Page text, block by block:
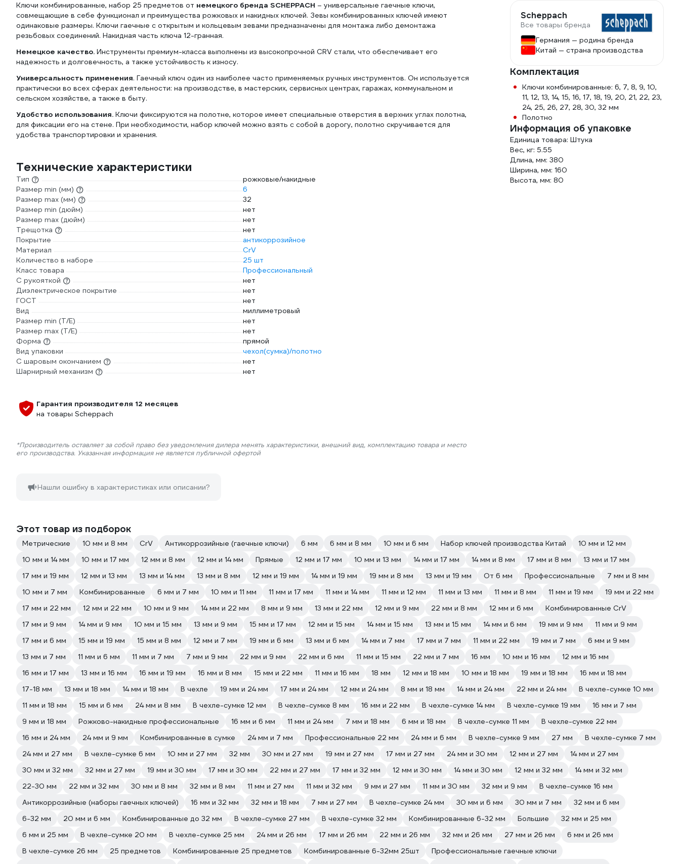
Ключи комбинированные, набор 25 предметов от немецкого бренда SCHEPPACH – универсальные гаечные ключи,
совмещающие в себе функционал и преимущества рожковых и накидных ключей. Зевы комбинированных ключей имеют
одинаковые размеры. Ключи гаечные с открытым и кольцевым зевами предназначены для монтажа либо демонтажа
резьбовых соединений. Накидная часть ключа 12-гранная.
Немецкое качество. Инструменты премиум-класса выполнены из высокопрочной CRV стали, что обеспечивает его
надежность и долговечность, а также устойчивость к износу.
Универсальность применения. Гаечный ключ один из наиболее часто применяемых ручных инструментов. Он используется
практически во всех сферах деятельности: на производстве, в мастерских, сервисных центрах, гаражах, коммунальном и
сельском хозяйстве, а также в быту.
Удобство использования. Ключи фиксируются на полотне, которое имеет специальные отверстия в верхних углах полотна,
для фиксации его на стене. При необходимости, набор ключей можно взять с собой в дорогу, полотно скручивается для
удобства транспортировки и хранения.
Технические характеристики
Тип
рожковые/накидные
Размер min (мм)
6
Размер max (мм)
32
Размер min (дюйм)
нет
Размер max (дюйм)
нет
Трещотка
нет
Покрытие
антикоррозийное
Материал
CrV
Количество в наборе
25 шт
Класс товара
Профессиональный
С рукояткой
нет
Диэлектрическое покрытие
нет
ГОСТ
нет
Вид
миллиметровый
Размер min (Т/E)
нет
Размер max (T/E)
нет
Форма
прямой
Вид упаковки
чехол(сумка)/полотно
С шаровым окончанием
нет
Шарнирный механизм
нет
Гарантия производителя 12 месяцев
на товары Scheppach
*Производитель оставляет за собой право без уведомления дилера менять характеристики, внешний вид, комплектацию товара и место
его производства. Указанная информация не является публичной офертой
Нашли ошибку в характеристиках или описании?
Scheppach
Все товары бренда
Германия — родина бренда
Китай — страна производства
Комплектация
Ключи комбинированные: 6, 7, 8, 9, 10,
11, 12, 13, 14, 15, 16, 17, 18, 19, 20, 21, 22, 23,
24, 25, 26, 27, 28, 30, 32 мм
Полотно
Информация об упаковке
Единица товара: Штука
Вес, кг: 5.55
Длина, мм: 380
Ширина, мм: 160
Высота, мм: 80
Этот товар из подборок
Метрические 10 мм и 8 мм CrV Антикоррозийные (гаечные ключи) 6 мм 6 мм и 8 мм 10 мм и 6 мм Набор ключей производства Китай
10 мм и 12 мм
10 мм и 14 мм
10 мм и 17 мм 12 мм и 8 мм 12 мм и 14 мм Прямые 12 мм и 17 мм 10 мм и 13 мм 14 мм и 17 мм 14 мм и 8 мм 17 мм и 8 мм
13 мм и 17 мм
17 мм и 19 мм
12 мм и 13 мм 13 мм и 14 мм 13 мм и 8 мм 12 мм и 19 мм 14 мм и 19 мм 19 мм и 8 мм 13 мм и 19 мм От 6 мм Профессиональные
7 мм и 8 мм
10 мм и 7 мм
Комбинированные 6 мм и 7 мм 10 мм и 11 мм 11 мм и 17 мм 11 мм и 14 мм 11 мм и 12 мм 11 мм и 13 мм 11 мм и 8 мм 11 мм и 19 мм
19 мм и 22 мм
17 мм и 22 мм
12 мм и 22 мм 10 мм и 9 мм 14 мм и 22 мм 8 мм и 9 мм 13 мм и 22 мм 12 мм и 9 мм 22 мм и 8 мм 12 мм и 6 мм
Комбинированные CrV
17 мм и 9 мм
14 мм и 9 мм 10 мм и 15 мм 13 мм и 9 мм 15 мм и 17 мм 12 мм и 15 мм 14 мм и 15 мм 13 мм и 15 мм 14 мм и 6 мм 19 мм и 9 мм
11 мм и 9 мм
17 мм и 6 мм
15 мм и 19 мм 15 мм и 8 мм 12 мм и 7 мм 19 мм и 6 мм 13 мм и 6 мм 14 мм и 7 мм 17 мм и 7 мм 11 мм и 22 мм 19 мм и 7 мм
6 мм и 9 мм
13 мм и 7 мм
11 мм и 6 мм 11 мм и 7 мм 7 мм и 9 мм 22 мм и 9 мм 22 мм и 6 мм 11 мм и 15 мм 22 мм и 7 мм 16 мм 10 мм и 16 мм
12 мм и 16 мм
16 мм и 17 мм
13 мм и 16 мм 16 мм и 19 мм 16 мм и 8 мм 15 мм и 22 мм 11 мм и 16 мм 18 мм 12 мм и 18 мм 10 мм и 18 мм 19 мм и 18 мм
16 мм и 18 мм
17-18 мм
13 мм и 18 мм 14 мм и 18 мм В чехле 19 мм и 24 мм 17 мм и 24 мм 12 мм и 24 мм 8 мм и 18 мм 14 мм и 24 мм 22 мм и 24 мм
В чехле-сумке 10 мм
11 мм и 18 мм
15 мм и 6 мм 24 мм и 8 мм В чехле-сумке 12 мм В чехле-сумке 8 мм 16 мм и 22 мм В чехле-сумке 14 мм В чехле-сумке 19 мм
16 мм и 7 мм
9 мм и 18 мм
Рожково-накидные профессиональные 16 мм и 6 мм 11 мм и 24 мм 7 мм и 18 мм 6 мм и 18 мм В чехле-сумке 11 мм
В чехле-сумке 22 мм
16 мм и 24 мм
24 мм и 9 мм Комбинированные в сумке 24 мм и 7 мм Профессиональные 22 мм 24 мм и 6 мм В чехле-сумке 9 мм 27 мм
В чехле-сумке 7 мм
24 мм и 27 мм
В чехле-сумке 6 мм 10 мм и 27 мм 32 мм 30 мм и 27 мм 19 мм и 27 мм 17 мм и 27 мм 24 мм и 30 мм 12 мм и 27 мм
14 мм и 27 мм
30 мм и 32 мм
32 мм и 27 мм 19 мм и 30 мм 17 мм и 30 мм 22 мм и 27 мм 17 мм и 32 мм 12 мм и 30 мм 14 мм и 30 мм 12 мм и 32 мм
14 мм и 32 мм
22-30 мм
22 мм и 32 мм 30 мм и 8 мм 32 мм и 8 мм 11 мм и 27 мм 11 мм и 32 мм 9 мм и 27 мм 11 мм и 30 мм 32 мм и 9 мм
В чехле-сумке 16 мм
Антикоррозийные (наборы гаечных ключей)
16 мм и 32 мм 32 мм и 18 мм 7 мм и 27 мм В чехле-сумке 24 мм 30 мм и 6 мм 30 мм и 7 мм
32 мм и 6 мм
6-32 мм
20 мм и 6 мм Комбинированные до 32 мм В чехле-сумке 27 мм В чехле-сумке 32 мм Комбинированные 6-32 мм Большие
32 мм и 25 мм
6 мм и 25 мм
В чехле-сумке 20 мм В чехле-сумке 25 мм 24 мм и 26 мм 17 мм и 26 мм 22 мм и 26 мм 32 мм и 26 мм 27 мм и 26 мм
6 мм и 26 мм
В чехле-сумке 26 мм
25 предметов Комбинированные 25 предметов Комбинированные 6-32мм 25шт
Профессиональные гаечные ключи